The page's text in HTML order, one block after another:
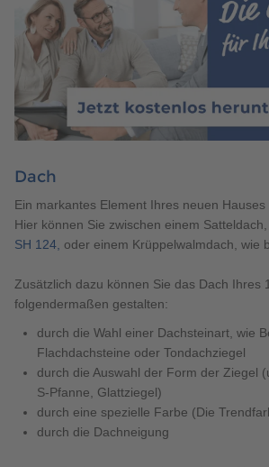
Dach
Ein markantes Element Ihres neuen
Hier können Sie zwischen einem
SH 124, oder einem Krüppelwalmdach, wie
Zusätzlich dazu können Sie das Dach Ihres
folgendermaßen gestalten:
durch die Wahl einer Dachsteinart, wie
Flachdachsteine oder Tondachziegel
durch die Auswahl der Form der Ziegel
S-Pfanne, Glattziegel)
durch eine spezielle Farbe (Die
durch die Dachneigung